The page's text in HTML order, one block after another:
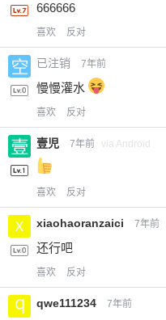
666666
喜欢 反对
已注销 7年前
慢慢灌水
喜欢 反对
壹児 7年前 via Android
喜欢 反对
xiaohaoranzaici 7年前
还行吧
喜欢 反对
qwe111234 7年前